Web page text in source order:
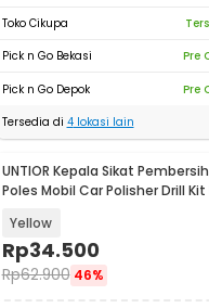
Toko Cikupa
Pick n Go Bekasi
Pre
Pick n Go Depok
Pre
Tersedia di 4lokasi lain
UNTIOR Kepala Sikat Pembersih
Poles Mobil Car Polisher Drill Kit
Yellow
Rp34.500
Rp62.900 46%